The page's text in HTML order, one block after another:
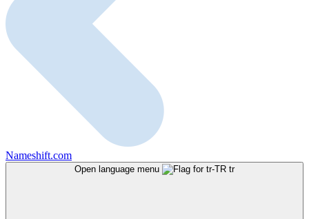
Nameshift.com
Open language menu tr